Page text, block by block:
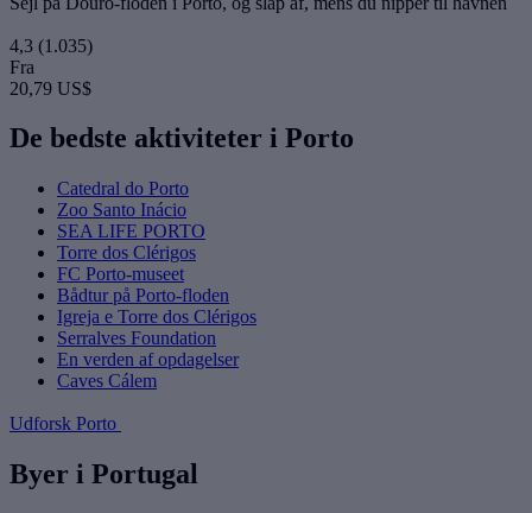
4,3 (1.035)
Fra
20,79 US$
De bedste aktiviteter i Porto
Catedral do Porto
Zoo Santo Inácio
SEA LIFE PORTO
Torre dos Clérigos
FC Porto-museet
Bådtur på Porto-floden
Igreja e Torre dos Clérigos
Serralves Foundation
En verden af opdagelser
Caves Cálem
Udforsk Porto
Byer i Portugal